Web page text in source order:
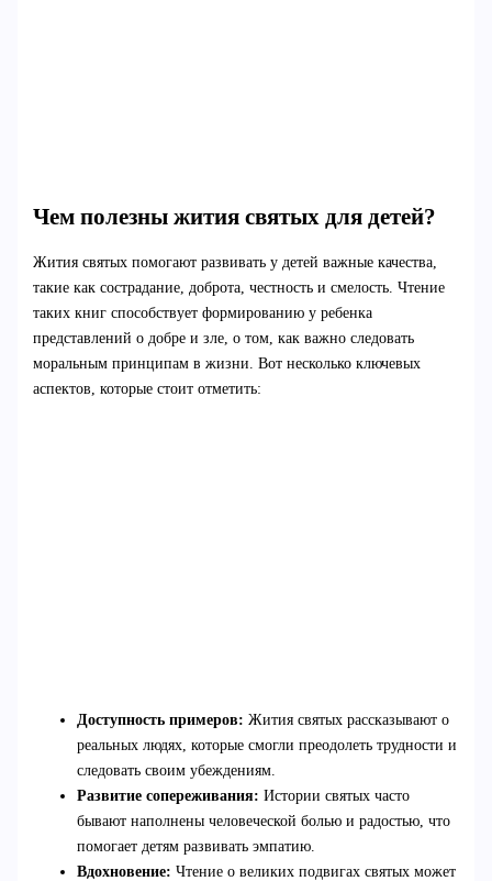
Чем полезны жития святых для детей?
Жития святых помогают развивать у детей важные качества,
такие как сострадание, доброта, честность и смелость. Чтение
таких книг способствует формированию у ребенка
представлений о добре и зле, о том, как важно следовать
моральным принципам в жизни. Вот несколько ключевых
аспектов, которые стоит отметить:
Доступность примеров: Жития святых рассказывают о
реальных людях, которые смогли преодолеть трудности и
следовать своим убеждениям.
Развитие сопереживания: Истории святых часто
бывают наполнены человеческой болью и радостью, что
помогает детям развивать эмпатию.
Вдохновение: Чтение о великих подвигах святых может